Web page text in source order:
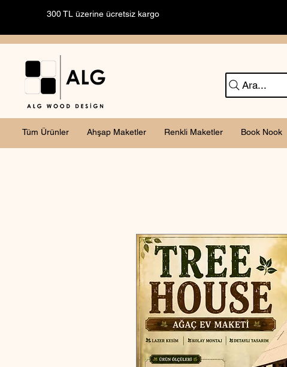
300 TL üzerine ücretsiz kargo
Ara...
Tüm Ürünler Ahşap Maketler Renkli Maketler Book Nook